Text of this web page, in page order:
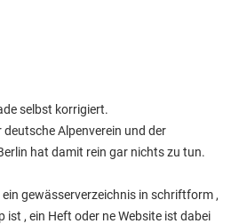
selbst korrigiert.
deutsche Alpenverein und der
hat damit rein gar nichts zu tun.
gewässerverzeichnis in schriftform ,
ist , ein Heft oder ne Website ist dabei